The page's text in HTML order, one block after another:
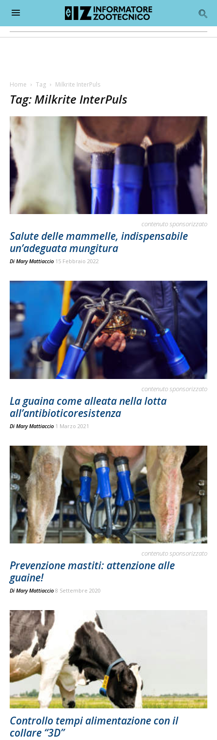
Home Tag Milkrite InterPuls
Tag: Milkrite InterPuls
contenuto sponsorizzato
Salute delle mammelle, indispensabile
un’adeguata mungitura
Di Mary Mattiaccio 15 Febbraio 2022
contenuto sponsorizzato
La guaina come alleata nella lotta
all’antibioticoresistenza
Di Mary Mattiaccio 1 Marzo 2021
contenuto sponsorizzato
Prevenzione mastiti: attenzione alle
guaine!
Di Mary Mattiaccio 8 Settembre 2020
Controllo tempi alimentazione con il
collare “3D”